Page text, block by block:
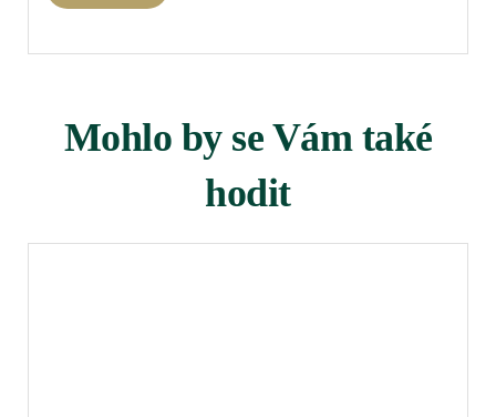
Mohlo by se Vám také
hodit